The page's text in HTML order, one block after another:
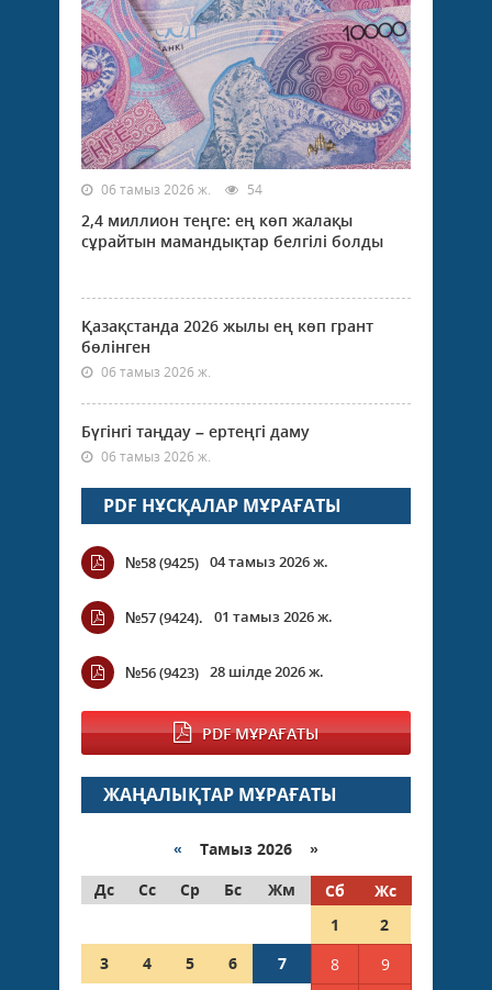
06 тамыз 2026 ж. 54
2,4 миллион теңге: ең көп жалақы
сұрайтын мамандықтар белгілі болды
Қазақстанда 2026 жылы ең көп грант
бөлінген
06 тамыз 2026 ж.
Бүгінгі таңдау – ертеңгі даму
06 тамыз 2026 ж.
PDF НҰСҚАЛАР МҰРАҒАТЫ
№58 (9425) 04 тамыз 2026 ж.
№57 (9424). 01 тамыз 2026 ж.
№56 (9423) 28 шілде 2026 ж.
PDF МҰРАҒАТЫ
ЖАҢАЛЫҚТАР МҰРАҒАТЫ
« Тамыз 2026 »
Дс
Сс Ср Бс Жм Сб
Жс
1
2
3
4 5 6 7 8
9